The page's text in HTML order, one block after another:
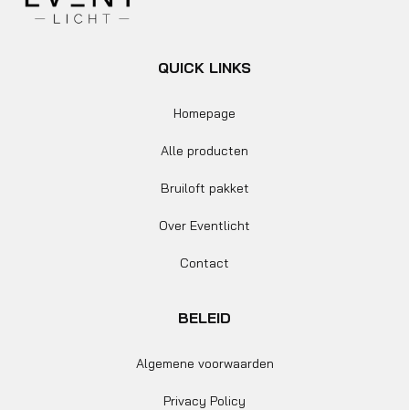
QUICK LINKS
Homepage
Alle producten
Bruiloft pakket
Over Eventlicht
Contact
BELEID
Algemene voorwaarden
Privacy Policy